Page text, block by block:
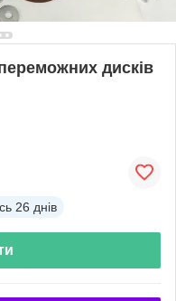
дисків
26 днів